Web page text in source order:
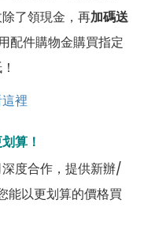
了領現金，再加碼送
配件購物金購買指定
裡
算！
度合作，提供新辦/
能以更划算的價格買